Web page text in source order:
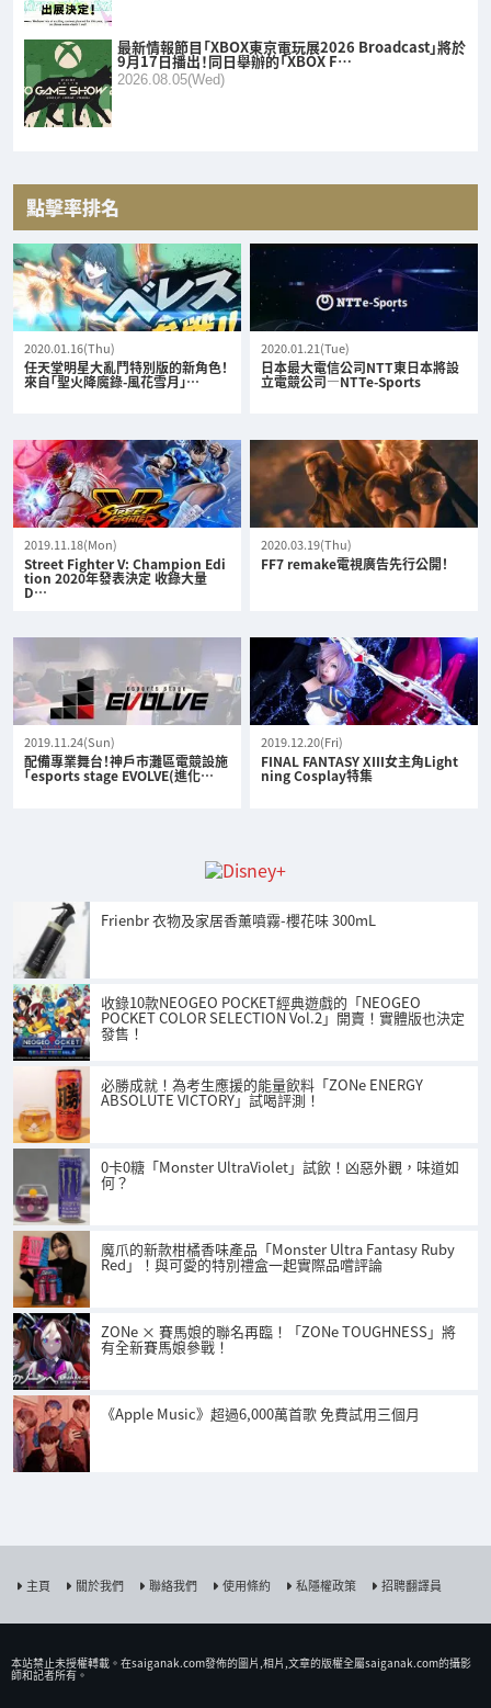
最新情報節目「XBOX東京電玩展2026 Broadcast」將於
9月17日播出！同日舉辦的「XBOX F…
2026.08.05(Wed)
點擊率排名
2020.01.16(Thu)
任天堂明星大亂鬥特別版的新角色！
來自「聖火降魔錄-風花雪月」…
2020.01.21(Tue)
日本最大電信公司NTT東日本將設
立電競公司—NTTe-Sports
2019.11.18(Mon)
Street Fighter V: Champion Edi
tion 2020年發表決定 收錄大量
D…
2020.03.19(Thu)
FF7 remake電視廣告先行公開！
2019.11.24(Sun)
配備專業舞台！神戶市灘區電競設施
「esports stage EVOLVE(進化…
2019.12.20(Fri)
FINAL FANTASY XIII女主角Light
ning Cosplay特集
Frienbr 衣物及家居香薰噴霧-櫻花味 300mL
收錄10款NEOGEO POCKET經典遊戲的「NEOGEO
POCKET COLOR SELECTION Vol.2」開賣！實體版也決定
發售！
必勝成就！為考生應援的能量飲料「ZONe ENERGY
ABSOLUTE VICTORY」試喝評測！
0卡0糖「Monster UltraViolet」試飲！凶惡外觀，味道如
何？
魔爪的新款柑橘香味產品「Monster Ultra Fantasy Ruby
Red」！與可愛的特別禮盒一起實際品嚐評論
ZONe × 賽馬娘的聯名再臨！「ZONe TOUGHNESS」將
有全新賽馬娘參戰！
《Apple Music》超過6,000萬首歌 免費試用三個月
主頁 關於我們 聯絡我們 使用條約 私隱權政策 招聘翻譯員
本站禁止未授權𨍭載。在saiganak.com發佈的圖片,相片,文章的版權全屬saiganak.com的攝影
師和記者所有。